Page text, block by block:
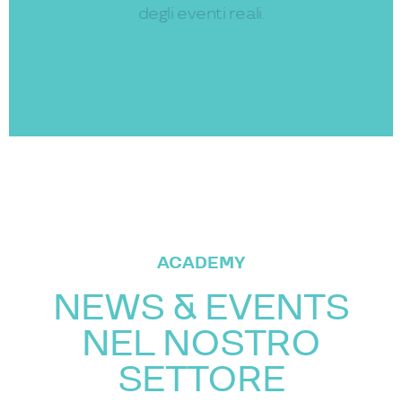
degli eventi reali.
esaustive, classifiche, risultati e livescore
ACADEMY
NEWS & EVENTS
NEL NOSTRO
SETTORE